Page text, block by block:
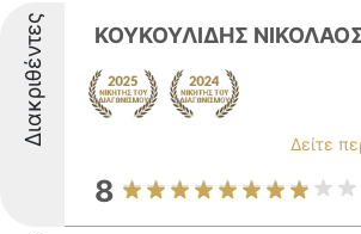
Διακριθέντες ΚΟΥΚΟΥΛΙΔΗΣ
Δείτε
8